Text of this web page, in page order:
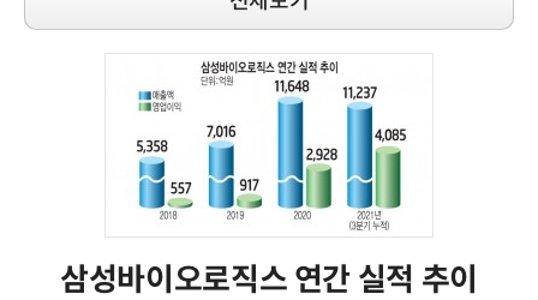
삼성바이오로직스 연간 실적 추이